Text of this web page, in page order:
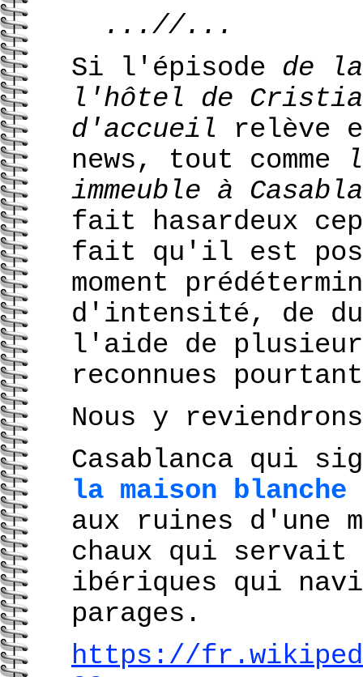
...//...
Si l'épisode de
l'hôtel de
d'accueil relève
news, tout comme
immeuble à
fait hasardeux
fait qu'il est
moment
d'intensité, de
l'aide de
reconnues
Nous y
Casablanca qui
la maison blanche
aux ruines d'une
chaux qui servait
ibériques qui
parages.
https://